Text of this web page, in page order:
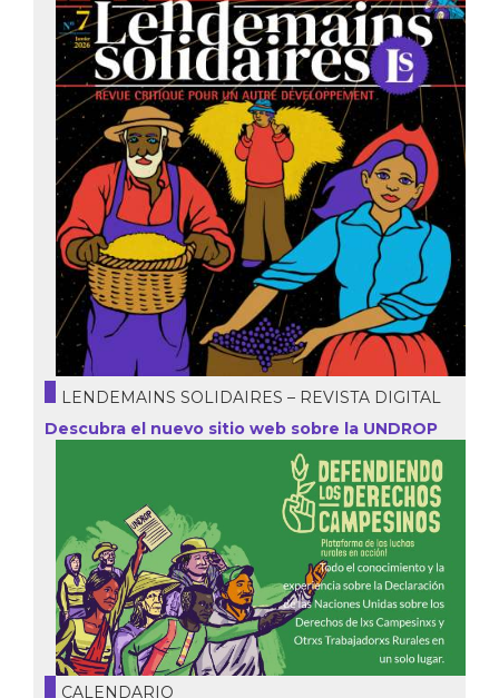
LENDEMAINS SOLIDAIRES – REVISTA DIGITAL
Descubra el nuevo sitio web sobre la UNDROP
CALENDARIO